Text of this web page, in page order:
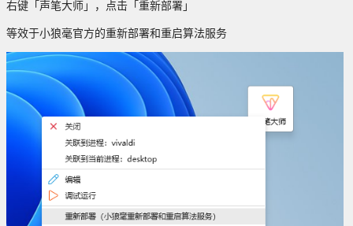
右键「声笔大师」，点击「重新部署」
等效于小狼毫官方的重新部署和重启算法服务